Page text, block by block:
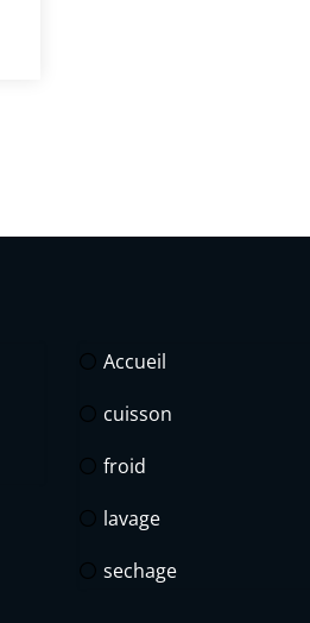
Accueil
cuisson
froid
lavage
sechage